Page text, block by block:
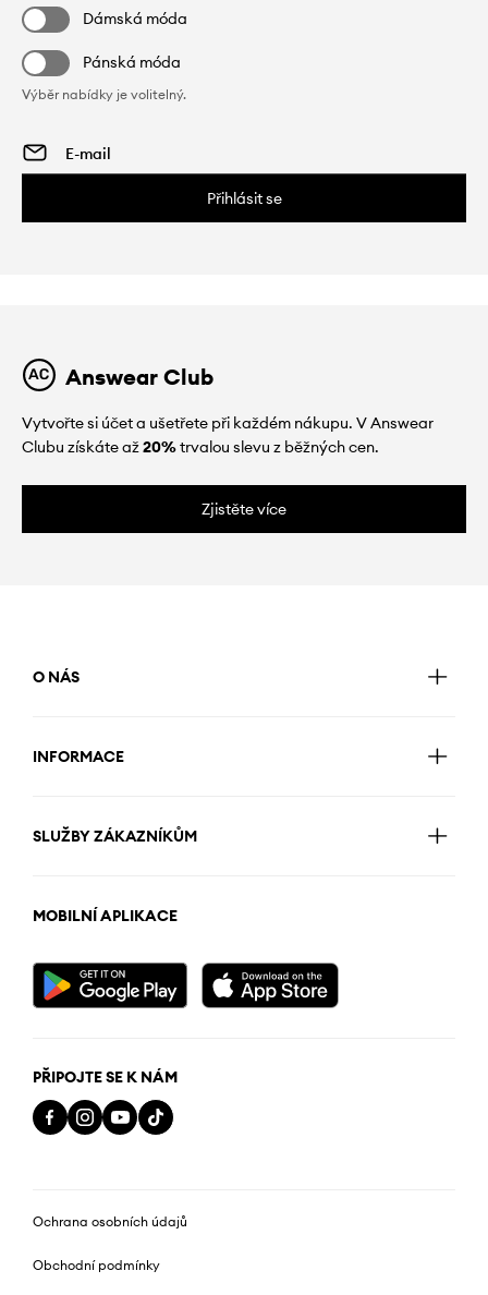
Dámská móda
Pánská móda
Výběr nabídky je volitelný.
Přihlásit se
Answear Club
Vytvořte si účet a ušetřete při každém nákupu. V Answear
Clubu získáte až20%trvalou slevu z běžných cen.
Zjistěte více
O NÁS
INFORMACE
SLUŽBY ZÁKAZNÍKŮM
MOBILNÍ APLIKACE
PŘIPOJTE SE K NÁM
Ochrana osobních údajů
Obchodní podmínky